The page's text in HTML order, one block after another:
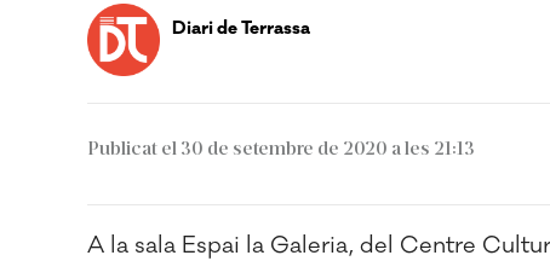
Diari de Terrassa
Publicat el 30 de setembre de 2020 a les 21:13
A la sala Espai la Galeria, del Centre